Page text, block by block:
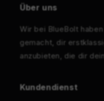
Über uns
Wir bei BlueBolt
gemacht, dir
anzubieten, die dir
Kundendienst